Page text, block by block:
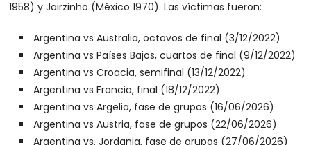
1958) y Jairzinho (México 1970). Las víctimas fueron:
Argentina vs Australia, octavos de final (3/12/2022)
Argentina vs Países Bajos, cuartos de final (9/12/2022)
Argentina vs Croacia, semifinal (13/12/2022)
Argentina vs Francia, final (18/12/2022)
Argentina vs Argelia, fase de grupos (16/06/2026)
Argentina vs Austria, fase de grupos (22/06/2026)
Argentina vs. Jordania, fase de grupos (27/06/2026)